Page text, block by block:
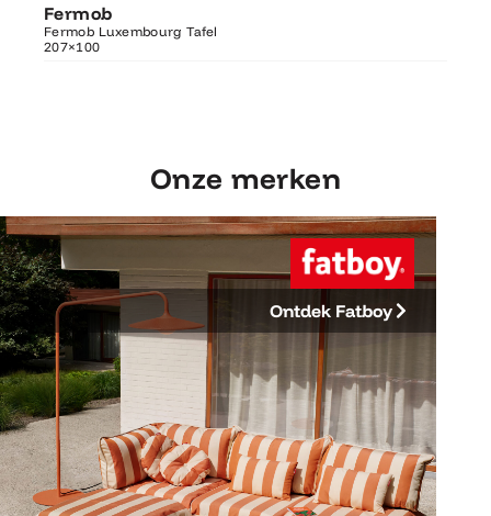
Fermob
Fermob Luxembourg Tafel
207×100Luxembourg Tafel 207×100
Onze merken
Ontdek Fatboy